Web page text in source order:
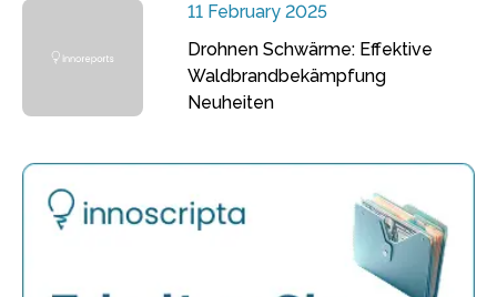
11 February 2025
Drohnen Schwärme: Effektive
Waldbrandbekämpfung
Neuheiten